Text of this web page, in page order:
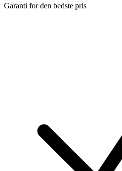
Garanti for den bedste pris